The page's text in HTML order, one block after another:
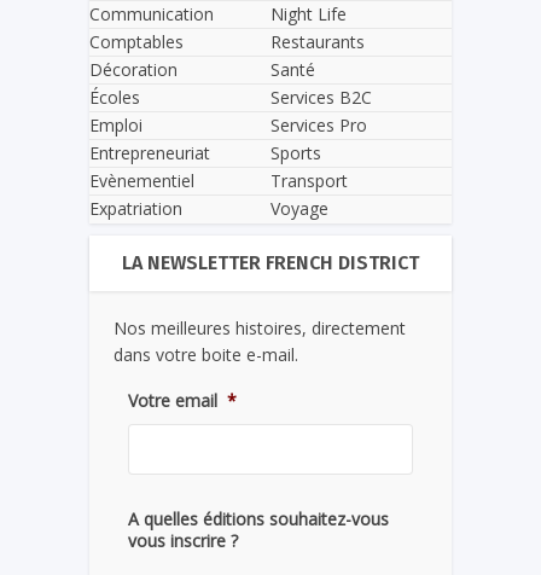
Communication
Comptables
Décoration
Écoles
Emploi
Entrepreneuriat
Evènementiel
Expatriation
Night Life
Restaurants
Santé
Services B2C
Services Pro
Sports
Transport
Voyage
LA NEWSLETTER FRENCH DISTRICT
Nos meilleures histoires, directement
dans votre boite e-mail.
Votre email *
A quelles éditions souhaitez-vous
vous inscrire ?